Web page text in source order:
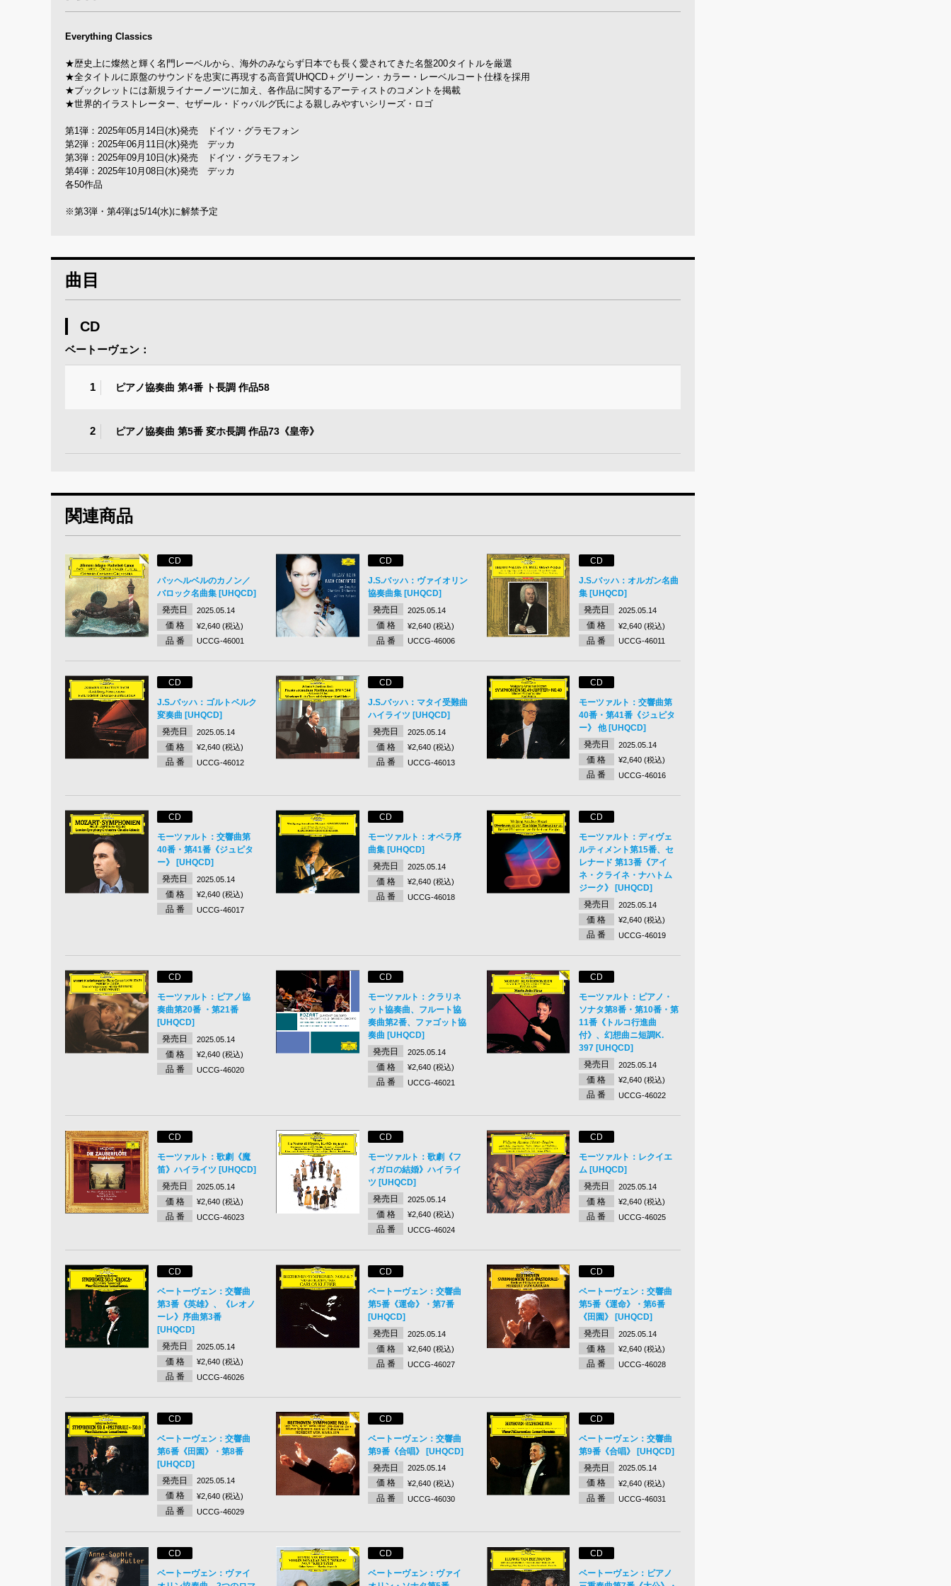
Everything Classics
★歴史上に燦然と輝く名門レーベルから、海外のみならず日本でも長く愛されてきた名盤200タイトルを厳選
★全タイトルに原盤のサウンドを忠実に再現する高音質UHQCD＋グリーン・カラー・レーベルコート仕様を採用
★ブックレットには新規ライナーノーツに加え、各作品に関するアーティストのコメントを掲載
★世界的イラストレーター、セザール・ドゥバルグ氏による親しみやすいシリーズ・ロゴ
第1弾：2025年05月14日(水)発売 ドイツ・グラモフォン
第2弾：2025年06月11日(水)発売 デッカ
第3弾：2025年09月10日(水)発売 ドイツ・グラモフォン
第4弾：2025年10月08日(水)発売 デッカ
各50作品
※第3弾・第4弾は5/14(水)に解禁予定
曲目
CD
ベートーヴェン：
1 ピアノ協奏曲 第4番 ト長調 作品58
2 ピアノ協奏曲 第5番 変ホ長調 作品73《皇帝》
関連商品
CD
パッヘルベルのカノン／
バロック名曲集 [UHQCD]
発売日
2025.05.14
価 格 ¥2,640 (税込)
品 番 UCCG-46001
CD
J.S.バッハ：ヴァイオリン
協奏曲集 [UHQCD]
発売日
2025.05.14
価 格 ¥2,640 (税込)
品 番 UCCG-46006
CD
J.S.バッハ：オルガン名曲
集 [UHQCD]
発売日
2025.05.14
価 格 ¥2,640 (税込)
品 番 UCCG-46011
CD
J.S.バッハ：ゴルトベルク
変奏曲 [UHQCD]
発売日
2025.05.14
価 格 ¥2,640 (税込)
品 番 UCCG-46012
CD
J.S.バッハ：マタイ受難曲
ハイライツ [UHQCD]
発売日
2025.05.14
価 格 ¥2,640 (税込)
品 番 UCCG-46013
CD
モーツァルト：交響曲第
40番・第41番《ジュピタ
ー》 他 [UHQCD]
発売日
2025.05.14
価 格 ¥2,640 (税込)
品 番 UCCG-46016
CD
モーツァルト：交響曲第
40番・第41番《ジュピタ
ー》 [UHQCD]
発売日
2025.05.14
価 格 ¥2,640 (税込)
品 番 UCCG-46017
CD
モーツァルト：オペラ序
曲集 [UHQCD]
発売日
2025.05.14
価 格 ¥2,640 (税込)
品 番 UCCG-46018
CD
モーツァルト：ディヴェ
ルティメント第15番、セ
レナード 第13番《アイ
ネ・クライネ・ナハトム
ジーク》 [UHQCD]
発売日
2025.05.14
価 格 ¥2,640 (税込)
品 番 UCCG-46019
CD
モーツァルト：ピアノ協
奏曲第20番 ・第21番
[UHQCD]
発売日
2025.05.14
価 格 ¥2,640 (税込)
品 番 UCCG-46020
CD
モーツァルト：クラリネ
ット協奏曲、フルート協
奏曲第2番、ファゴット協
奏曲 [UHQCD]
発売日
2025.05.14
価 格 ¥2,640 (税込)
品 番 UCCG-46021
CD
モーツァルト：ピアノ・
ソナタ第8番・第10番・第
11番《トルコ行進曲
付》、幻想曲ニ短調K.
397 [UHQCD]
発売日
2025.05.14
価 格 ¥2,640 (税込)
品 番 UCCG-46022
CD
モーツァルト：歌劇《魔
笛》ハイライツ [UHQCD]
発売日
2025.05.14
価 格 ¥2,640 (税込)
品 番 UCCG-46023
CD
モーツァルト：歌劇《フ
ィガロの結婚》ハイライ
ツ [UHQCD]
発売日
2025.05.14
価 格 ¥2,640 (税込)
品 番 UCCG-46024
CD
モーツァルト：レクイエ
ム [UHQCD]
発売日
2025.05.14
価 格 ¥2,640 (税込)
品 番 UCCG-46025
CD
ベートーヴェン：交響曲
第3番《英雄》、《レオノ
ーレ》序曲第3番
[UHQCD]
発売日
2025.05.14
価 格 ¥2,640 (税込)
品 番 UCCG-46026
CD
ベートーヴェン：交響曲
第5番《運命》・第7番
[UHQCD]
発売日
2025.05.14
価 格 ¥2,640 (税込)
品 番 UCCG-46027
CD
ベートーヴェン：交響曲
第5番《運命》・第6番
《田園》 [UHQCD]
発売日
2025.05.14
価 格 ¥2,640 (税込)
品 番 UCCG-46028
CD
ベートーヴェン：交響曲
第6番《田園》・第8番
[UHQCD]
発売日
2025.05.14
価 格 ¥2,640 (税込)
品 番 UCCG-46029
CD
ベートーヴェン：交響曲
第9番《合唱》 [UHQCD]
発売日
2025.05.14
価 格 ¥2,640 (税込)
品 番 UCCG-46030
CD
ベートーヴェン：交響曲
第9番《合唱》 [UHQCD]
発売日
2025.05.14
価 格 ¥2,640 (税込)
品 番 UCCG-46031
CD
ベートーヴェン：ヴァイ
CD
ベートーヴェン：ヴァイ
CD
ベートーヴェン：ピアノ